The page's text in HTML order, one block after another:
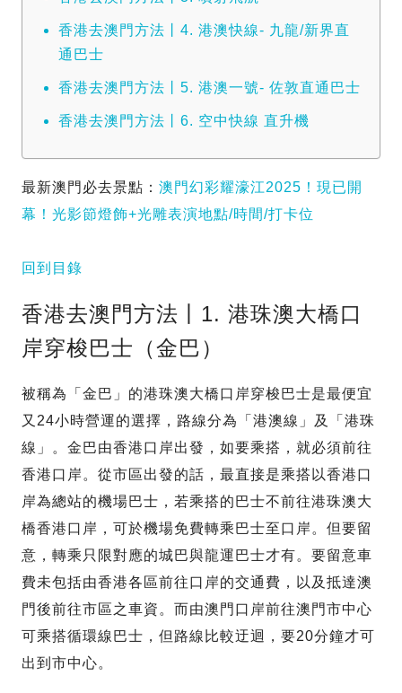
香港去澳門方法丨4. 港澳快線- 九龍/新界直
通巴士
香港去澳門方法丨5. 港澳一號- 佐敦直通巴士
香港去澳門方法丨6. 空中快線 直升機
最新澳門必去景點： 澳門幻彩耀濠江2025！現已開
幕！光影節燈飾+光雕表演地點/時間/打卡位
回到目錄
香港去澳門方法丨1. 港珠澳大橋口
岸穿梭巴士（金巴）
被稱為「金巴」的港珠澳大橋口岸穿梭巴士是最便宜
又24小時營運的選擇，路線分為「港澳線」及「港珠
線」。金巴由香港口岸出發，如要乘搭，就必須前往
香港口岸。從市區出發的話，最直接是乘搭以香港口
岸為總站的機場巴士，若乘搭的巴士不前往港珠澳大
橋香港口岸，可於機場免費轉乘巴士至口岸。但要留
意，轉乘只限對應的城巴與龍運巴士才有。要留意車
費未包括由香港各區前往口岸的交通費，以及抵達澳
門後前往市區之車資。而由澳門口岸前往澳門市中心
可乘搭循環線巴士，但路線比較迂迴，要20分鐘才可
出到市中心。